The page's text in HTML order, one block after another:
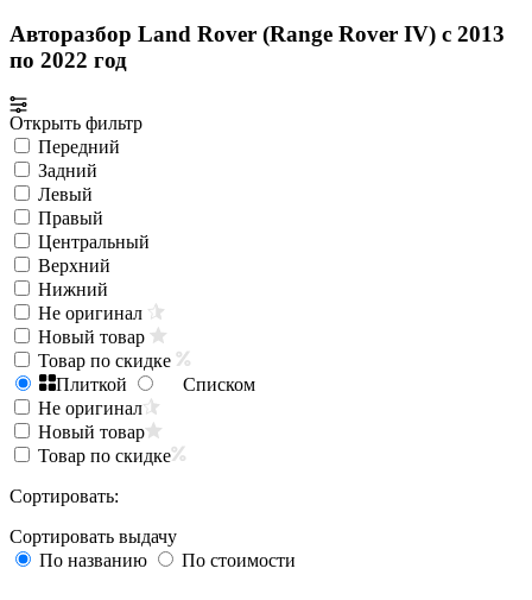
Авторазбор Land Rover (Range Rover IV) с 2013
по 2022 год
Открыть фильтр
Передний
Задний
Левый
Правый
Центральный
Верхний
Нижний
Не оригинал
Новый товар
Товар по скидке
Плиткой
Списком
Не оригинал
Новый товар
Товар по скидке
Сортировать:
Сортировать выдачу
По названию
По стоимости